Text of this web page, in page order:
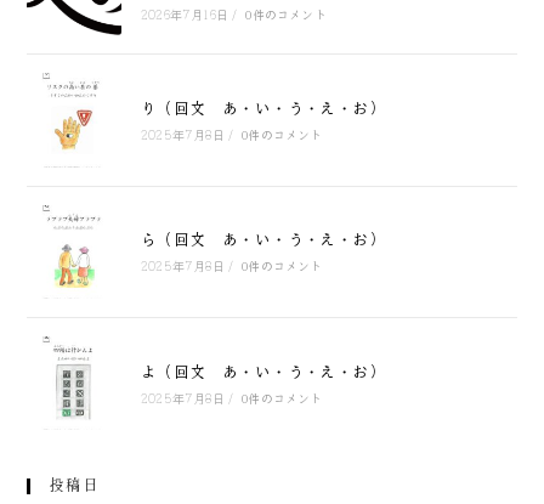
2026年7月16日 / 0件のコメント
り（回文 あ・い・う・え・お）
2025年7月8日 / 0件のコメント
ら（回文 あ・い・う・え・お）
2025年7月8日 / 0件のコメント
よ（回文 あ・い・う・え・お）
2025年7月8日 / 0件のコメント
投稿日